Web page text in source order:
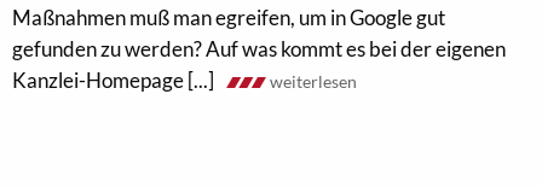
Maßnahmen muß man egreifen, um in Google gut
gefunden zu werden? Auf was kommt es bei der eigenen
Kanzlei-Homepage [...]
weiterlesen